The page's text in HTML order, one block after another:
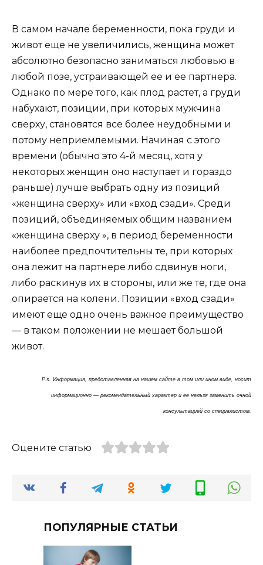
В самом начале беременности, пока груди и
живот еще не увеличились, женщина может
абсолютно безопасно заниматься любовью в
любой позе, устраивающей ее и ее партнера.
Однако по мере того, как плод растет, а груди
набухают, позиции, при которых мужчина
сверху, становятся все более неудобными и
потому неприемлемыми. Начиная с этого
времени (обычно это 4-й месяц, хотя у
некоторых женщин оно наступает и гораздо
раньше) лучше выбрать одну из позиций
«женщина сверху» или «вход сзади». Среди
позиций, объединяемых общим названием
«женщина сверху », в период беременности
наиболее предпочтительны те, при которых
она лежит на партнере либо сдвинув ноги,
либо раскинув их в стороны, или же те, где она
опирается на колени. Позиции «вход сзади»
имеют еще одно очень важное преимущество
— в таком положении не мешает большой
живот.
P.s. Информация, представленная на нашем сайте в том или ином виде, носит
информационно — рекомендательный характер и ее нельзя заменить очной
консультацией со специалистом.
Оцените статью
ПОПУЛЯРНЫЕ СТАТЬИ